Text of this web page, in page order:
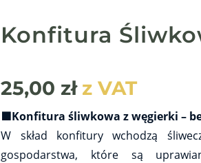
Konfitura
25,00 zł z VAT
🟪Konfitura śliwkowa z węgierki –
W skład konfitury wchodzą
gospodarstwa, które są